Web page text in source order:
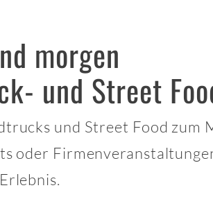
morgen
und Street
und Street Food zum
oder